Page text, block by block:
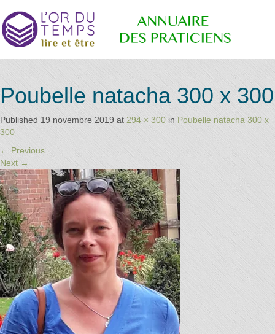
Annuaire
des
Praticiens
"L'Or du
Temps"
les
praticiens
conseillé
par la
librairie
l'or du
temps
Poubelle natacha 300 x 300
Published 19 novembre 2019 at 294 × 300 in Poubelle natacha 300 x
300
← Previous
Next →